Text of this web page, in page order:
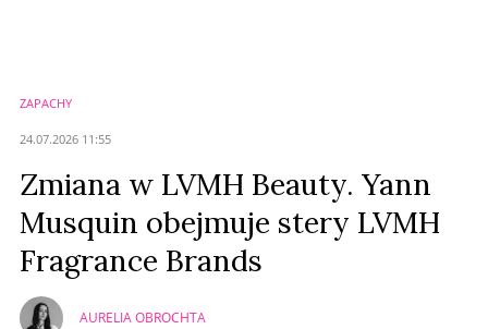
ZAPACHY
24.07.2026 11:55
Zmiana w LVMH Beauty. Yann
Musquin obejmuje stery LVMH
Fragrance Brands
AURELIA OBROCHTA